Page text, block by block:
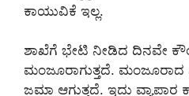
ಕಾಯುವಿಕೆ ಇಲ್ಲ.
ಶಾಖೆಗೆ ಭೇಟಿ ನೀಡಿದ ದಿನವೇ
ಮಂಜೂರಾಗುತ್ತದೆ. ಮಂಜೂರಾದ
ಜಮಾ ಆಗುತ್ತದೆ. ಇದು ವ್ಯಾಪಾರ